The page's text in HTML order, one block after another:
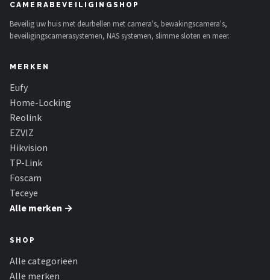
CAMERABEVEILIGINGSHOP
Beveilig uw huis met deurbellen met camera's, bewakingscamera's,
beveiligingscamerasystemen, NAS systemen, slimme sloten en meer.
MERKEN
Eufy
Home-Locking
Reolink
EZVIZ
Hikvision
TP-Link
Foscam
Teceye
Alle merken →
SHOP
Alle categorieën
Alle merken